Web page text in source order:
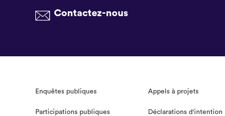
Contactez-nous
Enquêtes publiques
Participations publiques
Appels à projets
Déclarations d'intention